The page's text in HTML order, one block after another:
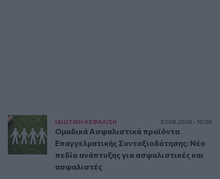
ΙΔΙΩΤΙΚΗ ΑΣΦAΛΙΣΗ 07.08.2026 - 10:28
Ομαδικά Ασφαλιστικά προϊόντα
Επαγγελματικής Συνταξιοδότησης: Νέο
πεδίο ανάπτυξης για ασφαλιστικές και
ασφαλιστές